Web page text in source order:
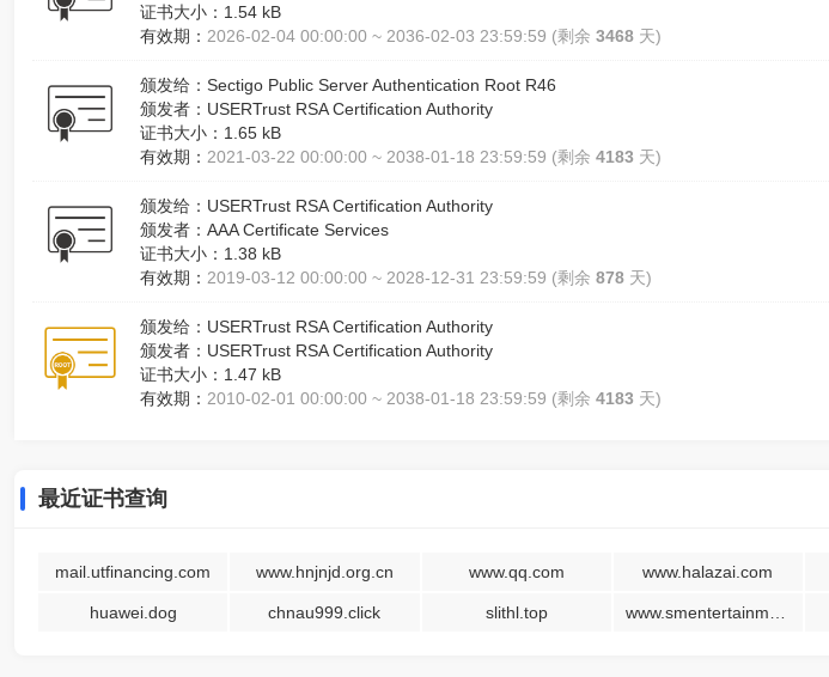
证书大小： 1.54 kB
有效期： 2026-02-04 00:00:00 ~ 2036-02-03 23:59:59 (剩余 3468 天)
颁发给： Sectigo Public Server Authentication Root R46
颁发者： USERTrust RSA Certification Authority
证书大小： 1.65 kB
有效期： 2021-03-22 00:00:00 ~ 2038-01-18 23:59:59 (剩余 4183 天)
颁发给： USERTrust RSA Certification Authority
颁发者： AAA Certificate Services
证书大小： 1.38 kB
有效期： 2019-03-12 00:00:00 ~ 2028-12-31 23:59:59 (剩余 878 天)
颁发给： USERTrust RSA Certification Authority
颁发者： USERTrust RSA Certification Authority
证书大小： 1.47 kB
有效期： 2010-02-01 00:00:00 ~ 2038-01-18 23:59:59 (剩余 4183 天)
最近证书查询
mail.utfinancing.com www.hnjnjd.org.cn www.qq.com www.halazai.com
huawei.dog chnau999.click slithl.top www.smentertainment.com